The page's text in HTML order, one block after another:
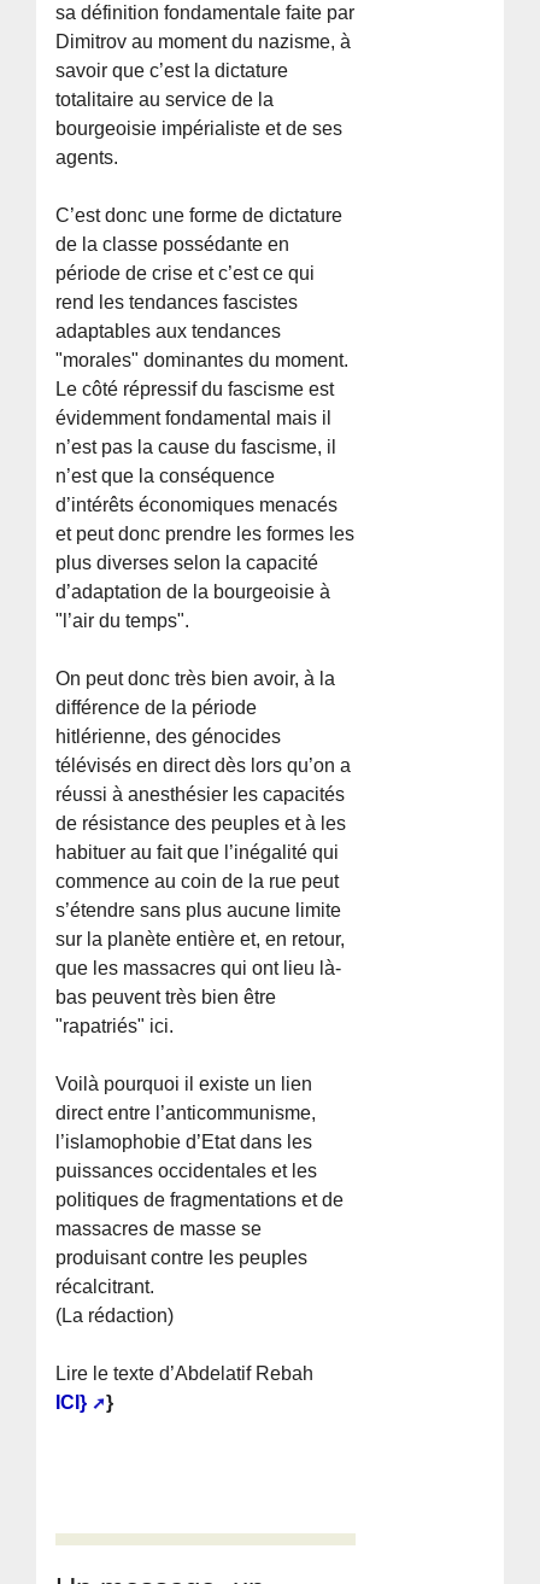
sa définition fondamentale faite par
Dimitrov au moment du nazisme, à
savoir que c’est la dictature
totalitaire au service de la
bourgeoisie impérialiste et de ses
agents.
C’est donc une forme de dictature
de la classe possédante en
période de crise et c’est ce qui
rend les tendances fascistes
adaptables aux tendances
"morales" dominantes du moment.
Le côté répressif du fascisme est
évidemment fondamental mais il
n’est pas la cause du fascisme, il
n’est que la conséquence
d’intérêts économiques menacés
et peut donc prendre les formes les
plus diverses selon la capacité
d’adaptation de la bourgeoisie à
"l’air du temps".
On peut donc très bien avoir, à la
différence de la période
hitlérienne, des génocides
télévisés en direct dès lors qu’on a
réussi à anesthésier les capacités
de résistance des peuples et à les
habituer au fait que l’inégalité qui
commence au coin de la rue peut
s’étendre sans plus aucune limite
sur la planète entière et, en retour,
que les massacres qui ont lieu là-
bas peuvent très bien être
"rapatriés" ici.
Voilà pourquoi il existe un lien
direct entre l’anticommunisme,
l’islamophobie d’Etat dans les
puissances occidentales et les
politiques de fragmentations et de
massacres de masse se
produisant contre les peuples
récalcitrant.
(La rédaction)
Lire le texte d’Abdelatif Rebah
ICI}
}